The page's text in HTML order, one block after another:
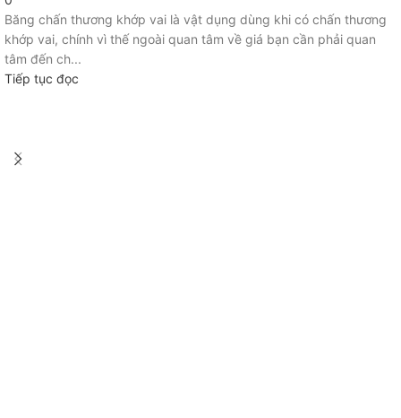
Băng chấn thương khớp vai là vật dụng dùng khi có chấn thương
khớp vai, chính vì thế ngoài quan tâm về giá bạn cần phải quan
tâm đến ch...
Tiếp tục đọc